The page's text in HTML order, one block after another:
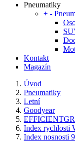
Pneumatiky
+ -
Kontakt
Magazín
Úvod
Pneumatiky
Letní
Goodyear
Index rychlosti
Index nosnosti